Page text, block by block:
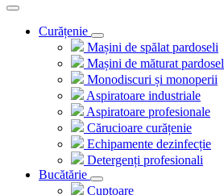
Curățenie
Mașini de spălat pardoseli
Mașini de măturat
Monodiscuri și monoperii
Aspiratoare industriale
Aspiratoare profesionale
Cărucioare curățenie
Echipamente dezinfecție
Detergenți profesionali
Bucătărie
Cuptoare